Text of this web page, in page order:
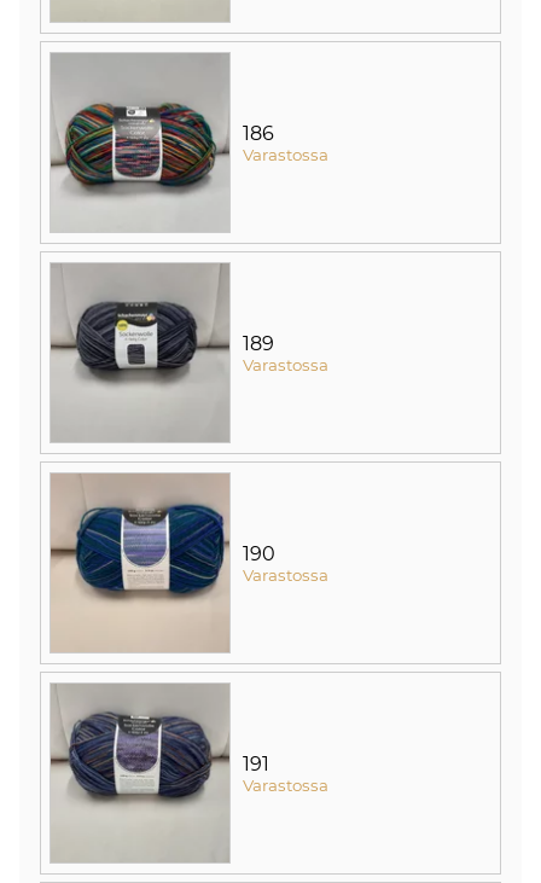
186
Varastossa
189
Varastossa
190
Varastossa
191
Varastossa